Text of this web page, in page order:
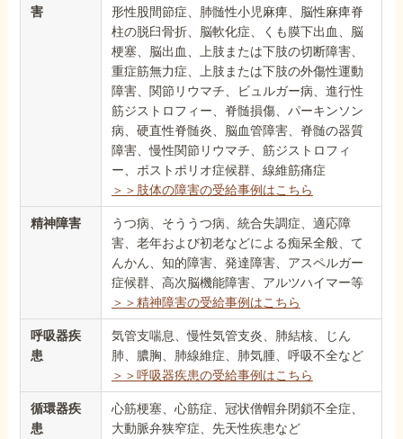
害
形性股間節症、肺髄性小児麻痺、脳性麻痺脊
柱の脱臼骨折、脳軟化症、くも膜下出血、脳
梗塞、脳出血、上肢または下肢の切断障害、
重症筋無力症、上肢または下肢の外傷性運動
障害、関節リウマチ、ビュルガー病、進行性
筋ジストロフィー、脊髄損傷、パーキンソン
病、硬直性脊髄炎、脳血管障害、脊髄の器質
障害、慢性関節リウマチ、筋ジストロフィ
ー、ポストポリオ症候群、線維筋痛症
＞＞肢体の障害の受給事例はこちら
精神障害
うつ病、そううつ病、統合失調症、適応障
害、老年および初老などによる痴呆全般、て
んかん、知的障害、発達障害、アスペルガー
症候群、高次脳機能障害、アルツハイマー等
＞＞精神障害の受給事例はこちら
呼吸器疾
患
気管支喘息、慢性気管支炎、肺結核、じん
肺、膿胸、肺線維症、肺気腫、呼吸不全など
＞＞呼吸器疾患の受給事例はこちら
循環器疾
患
心筋梗塞、心筋症、冠状僧帽弁閉鎖不全症、
大動脈弁狭窄症、先天性疾患など